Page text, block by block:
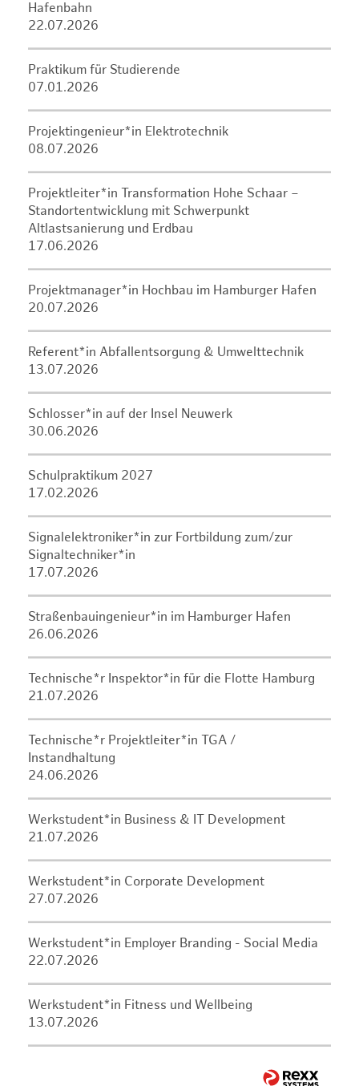
Hafenbahn
22.07.2026
Praktikum für Studierende
07.01.2026
Projektingenieur*in Elektrotechnik
08.07.2026
Projektleiter*in Transformation Hohe Schaar –
Standortentwicklung mit Schwerpunkt
Altlastsanierung und Erdbau
17.06.2026
Projektmanager*in Hochbau im Hamburger Hafen
20.07.2026
Referent*in Abfallentsorgung & Umwelttechnik
13.07.2026
Schlosser*in auf der Insel Neuwerk
30.06.2026
Schulpraktikum 2027
17.02.2026
Signalelektroniker*in zur Fortbildung zum/zur
Signaltechniker*in
17.07.2026
Straßenbauingenieur*in im Hamburger Hafen
26.06.2026
Technische*r Inspektor*in für die Flotte Hamburg
21.07.2026
Technische*r Projektleiter*in TGA /
Instandhaltung
24.06.2026
Werkstudent*in Business & IT Development
21.07.2026
Werkstudent*in Corporate Development
27.07.2026
Werkstudent*in Employer Branding - Social Media
22.07.2026
Werkstudent*in Fitness und Wellbeing
13.07.2026